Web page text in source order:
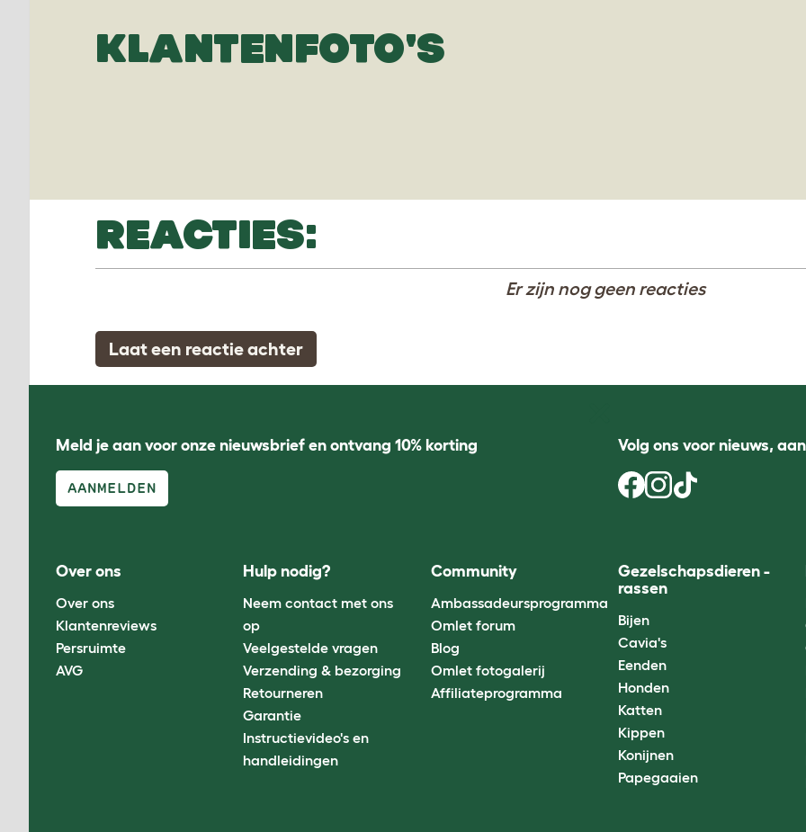
KLANTENFOTO'S
REACTIES:
Er zijn nog geen reacties
Laat een reactie achter
Meld je aan voor onze nieuwsbrief en ontvang 10% korting
AANMELDEN
Volg ons voor nieuws,
Over ons
Over ons
Klantenreviews
Persruimte
AVG
Hulp nodig?
Neem contact met ons
op
Veelgestelde vragen
Verzending & bezorging
Retourneren
Garantie
Instructievideo's en
handleidingen
Community
Ambassadeursprogramma
Omlet forum
Blog
Omlet fotogalerij
Affiliateprogramma
Gezelschapsdieren -
rassen
Bijen
Cavia's
Eenden
Honden
Katten
Kippen
Konijnen
Papegaaien